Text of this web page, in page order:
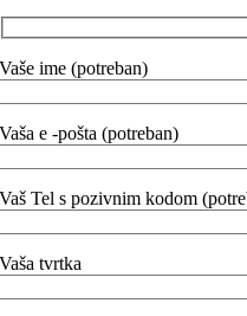
Vaše ime (potreban)
Vaša e -pošta (potreban)
Vaš Tel s pozivnim kodom
Vaša tvrtka